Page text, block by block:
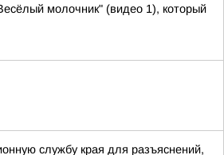
молочник" (видео 1), который
службу края для разъяснений,